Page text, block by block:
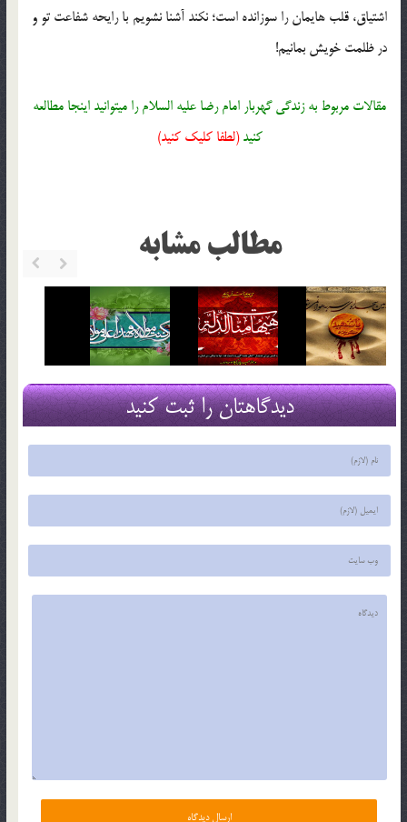
اشتیاق، قلب‏ هایمان را سوزانده است؛ نکند آشنا نشویم با رایحه شفاعت تو و
در ظلمت خویش بمانیم!
مقالات مربوط به زندگی گهربار امام رضا علیه السلام را میتوانید اینجا مطالعه
کنید (لطفا کلیک کنید)
مطالب مشابه
دیدگاهتان را ثبت کنید